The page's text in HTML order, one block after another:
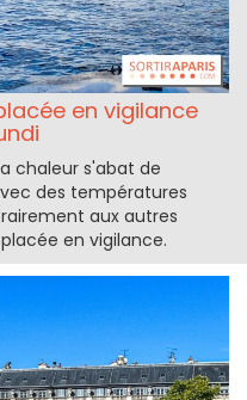
en vigilance
chaleur s'abat de
des températures
aux autres
en vigilance.